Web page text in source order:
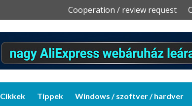
Skip
Cooperation / review request
Cikkek Tippek Windows / szoftver / hardver